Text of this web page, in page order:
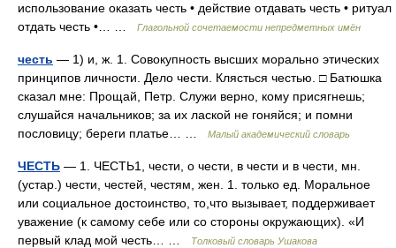
использование оказать честь • действие отдавать честь • ритуал
отдать честь •… …
Глагольной сочетаемости непредметных имён
честь — 1) и, ж. 1. Совокупность высших морально этических
принципов личности. Дело чести. Клясться честью. □ Батюшка
сказал мне: Прощай, Петр. Служи верно, кому присягнешь;
слушайся начальников; за их лаской не гоняйся; и помни
пословицу; береги платье… …
Малый академический словарь
ЧЕСТЬ — 1. ЧЕСТЬ1, чести, о чести, в чести и в чести, мн.
(устар.) чести, честей, честям, жен. 1. только ед. Моральное
или социальное достоинство, то,что вызывает, поддерживает
уважение (к самому себе или со стороны окружающих). «И
первый клад мой честь… …
Толковый словарь Ушакова